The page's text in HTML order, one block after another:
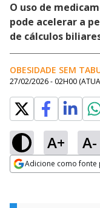
O uso de
pode acelerar a
de cálculos
OBESIDADE SEM
27/02/2026 - 02H00
A+ A-
Adicione como fonte